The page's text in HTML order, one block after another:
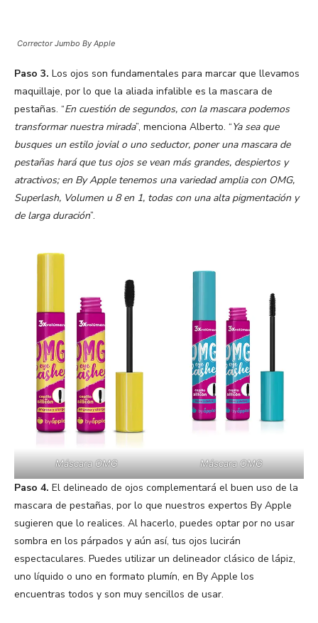
Corrector Jumbo By Apple
Paso 3. Los ojos son fundamentales para marcar que llevamos
maquillaje, por lo que la aliada infalible es la mascara de
pestañas. “En cuestión de segundos, con la mascara podemos
transformar nuestra mirada”, menciona Alberto. “Ya sea que
busques un estilo jovial o uno seductor, poner una mascara de
pestañas hará que tus ojos se vean más grandes, despiertos y
atractivos; en By Apple tenemos una variedad amplia con OMG,
Superlash, Volumen u 8 en 1, todas con una alta pigmentación y
de larga duración”.
Máscara OMG Máscara OMG
Paso 4. El delineado de ojos complementará el buen uso de la
mascara de pestañas, por lo que nuestros expertos By Apple
sugieren que lo realices. Al hacerlo, puedes optar por no usar
sombra en los párpados y aún así, tus ojos lucirán
espectaculares. Puedes utilizar un delineador clásico de lápiz,
uno líquido o uno en formato plumín, en By Apple los
encuentras todos y son muy sencillos de usar.